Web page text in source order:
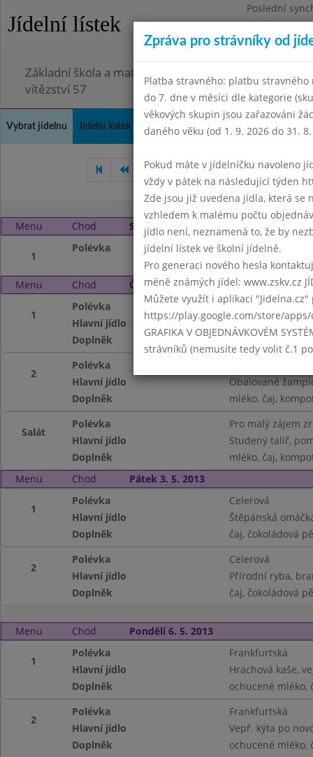
Jídelní lístek
Poslední
Pátek
Omezení
Základní škola a mateřská škola Chodov, Praha 4,
vítězství 57
Vybrat jídelnu Jídelní lístek Historie Kontakty a informace
Březen 2013 Duben 2013
Menu Chod Středa 1. 5. 2013
1
Polévka Svátek práce
Menu Chod Čtvrtek 2. 5. 2013
1
Polévka
Vývar s noky
Hlavní jídlo
Plněné
Doplněk
mléko, čaj,
2
Polévka
Hlavní jídlo
Obalované
Doplněk
mléko, čaj,
Salát
Polévka
Pro malý zájem
Hlavní jídlo
Studený talíř,
Doplněk
mléko, čaj,
Menu
Chod Pátek 3. 5. 2013
1
Polévka
Celerová
Hlavní jídlo
Štěpánská
Doplněk
čaj, čokoládová
2
Polévka
Celerová
Hlavní jídlo
Přírodní ryba,
Doplněk
čaj, čokoládová
Menu Chod Pondělí 6. 5. 2013
1
Polévka
Frankfurtská
Hlavní jídlo
Hrachová kaše,
Doplněk
ochucené mléko,
2
Polévka
Frankfurtská
Hlavní jídlo
Vepř. kýta po
Doplněk
ochucené mléko,
Zpráva pro strávníky od
Platba stravného: platbu stravného
do 7. dne v měsíci dle kategorie
věkových skupin jsou zařazováni
daného věku (od 1. 9. 2026 do 31.
Pokud máte v jídelníčku navoleno
vždy v pátek na následující týden
Zde jsou již uvedena jídla, která se
vzhledem k malému počtu
jídlo není, neznamená to, že by
jídelní lístek ve školní jídelně.
Pro generaci nového hesla
méně známých jídel: www.zskv.cz
Můžete využít i aplikaci
https://play.google.com/store/
GRAFIKA V OBJEDNÁVKOVÉM
strávníků (nemusíte tedy volit č.1